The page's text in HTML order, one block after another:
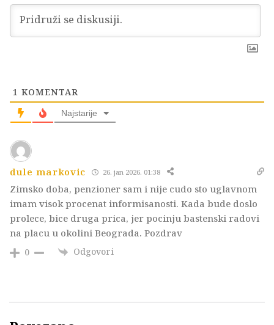
1 KOMENTAR
Najstarije
dule markovic 26. jan 2026. 01:38
Zimsko doba, penzioner sam i nije cudo sto uglavnom
imam visok procenat informisanosti. Kada bude doslo
prolece, bice druga prica, jer pocinju bastenski radovi
na placu u okolini Beograda. Pozdrav
0 Odgovori